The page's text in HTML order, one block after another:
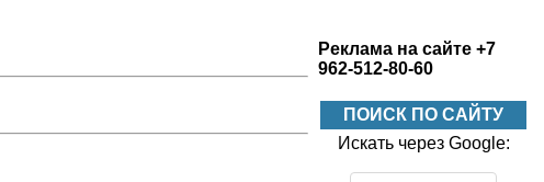
Реклама на сайте +7
962-512-80-60
ПОИСК ПО САЙТУ
Искать через Google: